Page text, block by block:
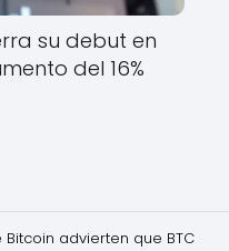
su debut en
del 16%
advierten que BTC